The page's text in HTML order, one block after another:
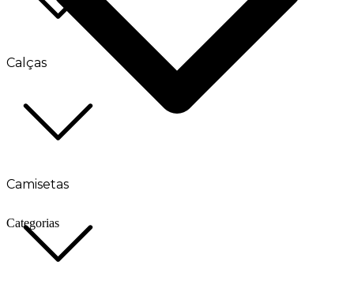
Calças
Camisetas
Categorias